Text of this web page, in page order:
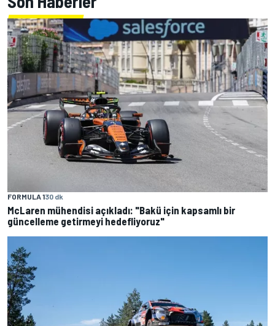
FORMULA 130 dk
McLaren mühendisi açıkladı: "Bakü için kapsamlı bir
güncelleme getirmeyi hedefliyoruz"